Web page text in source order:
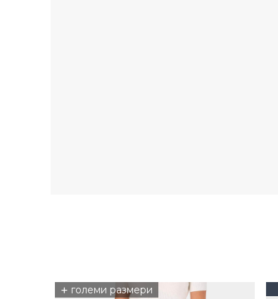
+ големи размери